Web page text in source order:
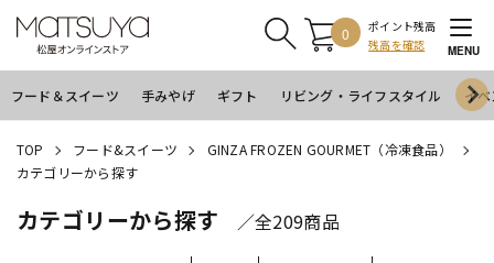
0
ポイント残高
残高を確認
MENU
フード＆スイーツ 手みやげ ギフト リビング・ライフスタイル イ
TOP フード&スイーツ
GINZA FROZEN GOURMET（冷凍食品）
カテゴリーから探す
カテゴリーから探す ／全209商品